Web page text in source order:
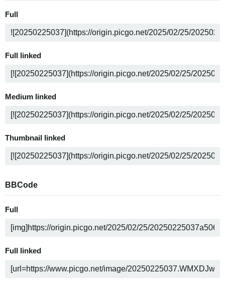
Full
Full linked
Medium linked
Thumbnail linked
BBCode
Full
Full linked